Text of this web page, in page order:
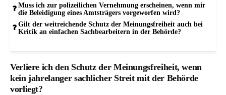
Muss ich zur polizeilichen Vernehmung erscheinen, wenn mir
die Beleidigung eines Amtsträgers vorgeworfen wird?
Gilt der weitreichende Schutz der Meinungsfreiheit auch bei
Kritik an einfachen Sachbearbeitern in der Behörde?
Verliere ich den Schutz der Meinungsfreiheit, wenn
kein jahrelanger sachlicher Streit mit der Behörde
vorliegt?